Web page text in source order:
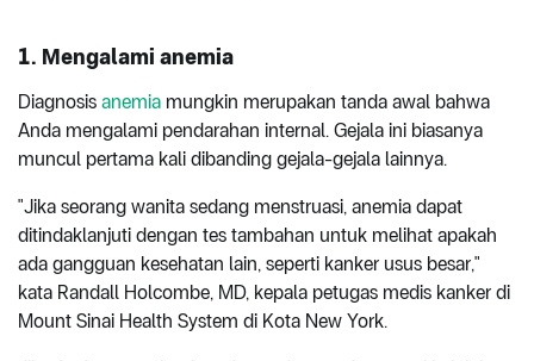
1. Mengalami anemia
Diagnosis anemia mungkin merupakan tanda awal bahwa
Anda mengalami pendarahan internal. Gejala ini biasanya
muncul pertama kali dibanding gejala-gejala lainnya.
"Jika seorang wanita sedang menstruasi, anemia dapat
ditindaklanjuti dengan tes tambahan untuk melihat apakah
ada gangguan kesehatan lain, seperti kanker usus besar,"
kata Randall Holcombe, MD, kepala petugas medis kanker di
Mount Sinai Health System di Kota New York.